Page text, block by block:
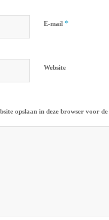
E-mail *
Website
opslaan in deze browser voor